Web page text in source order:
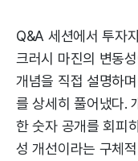
Q&A 세션에서 투자
크러시 마진의 변동
개념을 직접 설명하
를 상세히 풀어냈다.
한 숫자 공개를 회피
성 개선이라는 구체